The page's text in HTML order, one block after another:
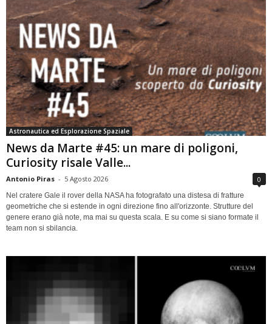
Astronautica ed Esplorazione Spaziale
News da Marte #45: un mare di poligoni,
Curiosity risale Valle...
Antonio Piras - 5 Agosto 2026 0
Nel cratere Gale il rover della NASA ha fotografato una distesa di fratture
geometriche che si estende in ogni direzione fino all'orizzonte. Strutture del
genere erano già note, ma mai su questa scala. E su come si siano formate il
team non si sbilancia.